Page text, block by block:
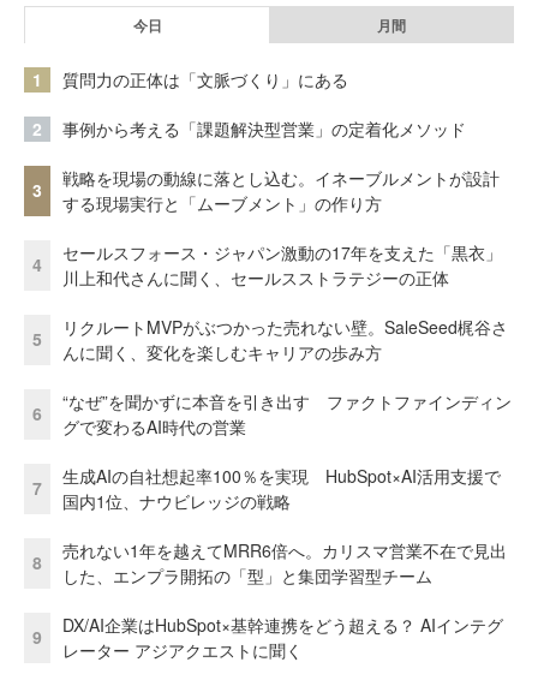
今日 月間
1 質問力の正体は「文脈づくり」にある
2 事例から考える「課題解決型営業」の定着化メソッド
3
戦略を現場の動線に落とし込む。イネーブルメントが設計
する現場実行と「ムーブメント」の作り方
4
セールスフォース・ジャパン激動の17年を支えた「黒衣」
川上和代さんに聞く、セールスストラテジーの正体
5
リクルートMVPがぶつかった売れない壁。SaleSeed梶谷さ
んに聞く、変化を楽しむキャリアの歩み方
6
“なぜ”を聞かずに本音を引き出す ファクトファインディン
グで変わるAI時代の営業
7
生成AIの自社想起率100％を実現 HubSpot×AI活用支援で
国内1位、ナウビレッジの戦略
8
売れない1年を越えてMRR6倍へ。カリスマ営業不在で見出
した、エンプラ開拓の「型」と集団学習型チーム
9
DX/AI企業はHubSpot×基幹連携をどう超える？ AIインテグ
レーター アジアクエストに聞く